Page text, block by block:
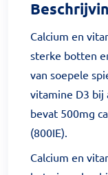
Calcium en
sterke botten
van soepele
vitamine D3 bij
bevat 500mg
(800IE).
Calcium en